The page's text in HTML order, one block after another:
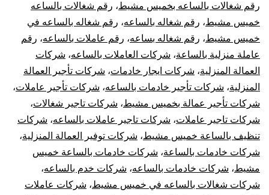
رقم شغالات بالساعه بخميس مشيط، رقم شغالات بالساعه
خميس مشيط، رقم شغاله بالساعه، رقم شغاله بالساعه في
خميس مشيط، رقم شغاله بساعه، رقم عاملات بالساعه، رقم
عاملة منزلية بالساعة، شركات العاملات بالساعه، شركات
العمالة المنزلية، شركات ايجار خادمات، شركات تأجير العمالة
المنزلية، شركات تأجير خادمات بالساعه، شركات تأجير عاملات،
شركات تأجير عمالة بخميس مشيط، شركات تاجير شغالات،
شركات تاجير عاملات، شركات تاجير عاملات بالساعه، شركات
تنظيف بالساعة خميس مشيط، شركات توفير العمالة المنزلية،
شركات خادمات بالساعة، شركات خادمات بالساعة خميس
مشيط، شركات خادمات بالساعه، شركات خدم بالساعه،
شركات شغالات بالساعه في خميس مشيط، شركات عاملات